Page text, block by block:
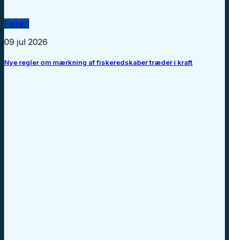
Fiskeri
09 jul 2026
Nye regler om mærkning af fiskeredskaber træder i kraft